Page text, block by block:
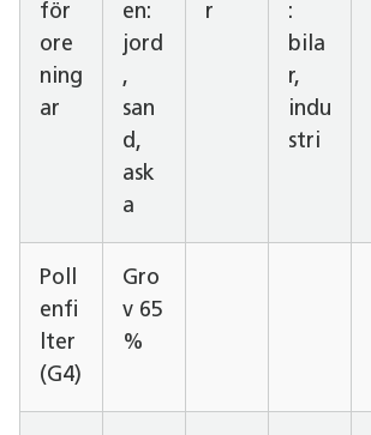
för
ore
ning
ar
en:
jord
,
san
d,
ask
a
r
:
bila
r,
indu
stri
Poll
enfi
lter
(G4)
Gro
v 65
%